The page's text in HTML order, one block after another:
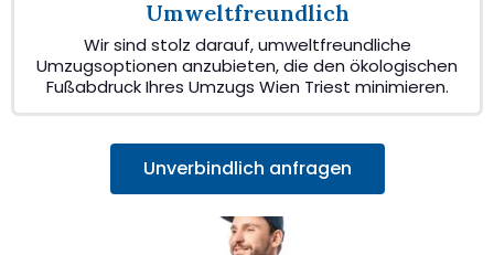
Umweltfreundlich
Wir sind stolz darauf, umweltfreundliche
Umzugsoptionen anzubieten, die den ökologischen
Fußabdruck Ihres Umzugs Wien Triest minimieren.
Unverbindlich anfragen